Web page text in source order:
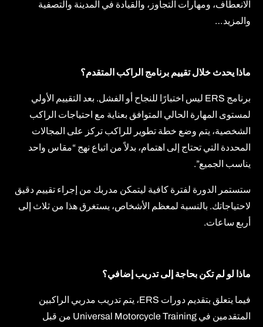
الانعطاف، ومهارات التجاوز، والقيادة في المدينة والتصفية
والمزيد…
ماذا يحدث خلال تقييم برنامج الراكب المتقدم؟
برنامج ERS ليس اختبارًا للنجاح أو الفشل. بعد التقييم الأولي
لمستوى المهارة الحالي المتوافق بعناية مع احتياجات الراكب
الشخصية، يتم وضع خطة تطوير للراكب تركز على المجالات
المحددة التي تحتاج إلى اهتمام، بدلاً من اتباع نهج “مقاس واحد
يناسب الجميع”.
ستستمر الدورة لفترة كافية ليتمكن مدربك من إجراء تقييم دقيق
لاحتياجاتك. بالنسبة لمعظم الأشخاص، يستغرق هذا من ثلاث إلى
أربع ساعات.
ماذا لو لم تكن بحاجة إلى تدريب إضافي؟
فيما يتعلق بتقديم دورات ERS، يتم تدريب مدربي الراكبين
المتقدمين في Universal Motorcycle Training من قبل